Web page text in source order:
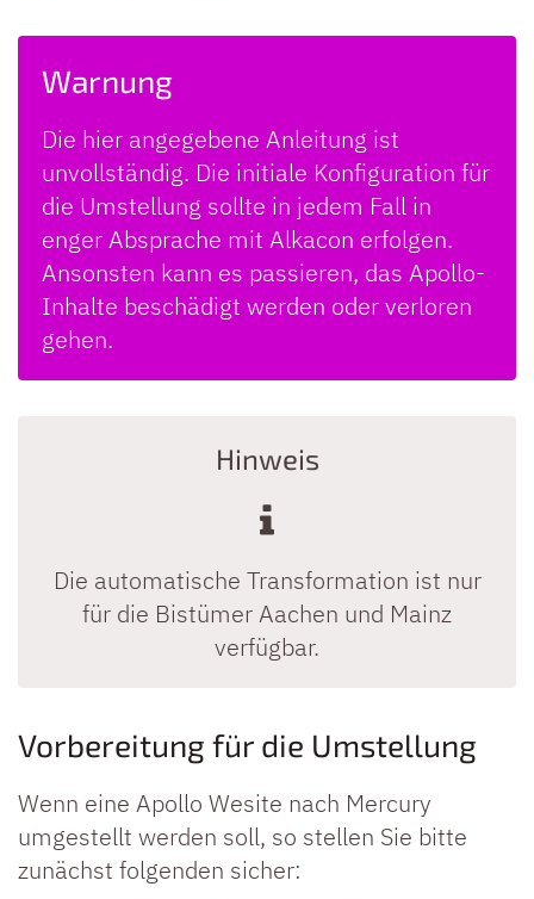
Warnung
Die hier angegebene Anleitung ist
unvollständig. Die initiale Konfiguration für
die Umstellung sollte in jedem Fall in
enger Absprache mit Alkacon erfolgen.
Ansonsten kann es passieren, das Apollo-
Inhalte beschädigt werden oder verloren
gehen.
Hinweis
Die automatische Transformation ist nur
für die Bistümer Aachen und Mainz
verfügbar.
Vorbereitung für die Umstellung
Wenn eine Apollo Wesite nach Mercury
umgestellt werden soll, so stellen Sie bitte
zunächst folgenden sicher: